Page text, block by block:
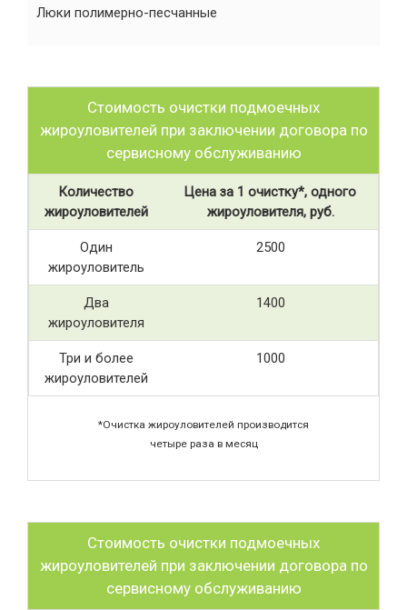
Люки полимерно-песчанные
Стоимость очистки подмоечных
жироуловителей при заключении договора по
сервисному обслуживанию
Количество
жироуловителей
Цена за 1 очистку*, одного
жироуловителя, руб.
Один
жироуловитель
2500
Два
жироуловителя
1400
Три и более
жироуловителей
1000
*Очистка жироуловителей производится
четыре раза в месяц
Стоимость очистки подмоечных
жироуловителей при заключении договора по
сервисному обслуживанию